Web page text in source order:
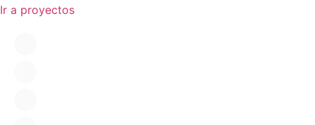
Ir a proyectos